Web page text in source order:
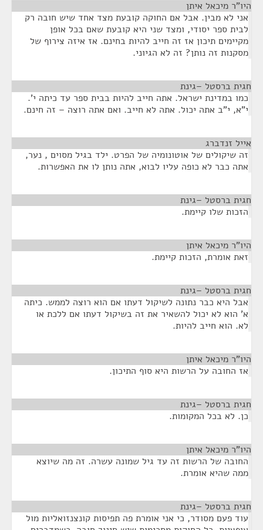
היו"ר מיכאל איתן
אני לא מבין. אבל אם החוקה קובעת מצד אחד שיש חובה רק
לבית ספר יסודי, ומצד שני היא קובעת שאם בכל אופן
מקיימים תיכון אז זה חייב להיות בחינם. אז איזה צירוף של
מסקנות זה נותן? זה לא הגיוני.
חגית ברסטל –גינת
כמו במדינת ישראל. אתה חייב להיות בבית ספר עד כיתה י'.
י"א, י"ב אתה יכול. אתה לא חייב. ואם אתה רוצה – זה חינם.
אייל זנדברג
זה שיקולים של אוטונומיה של הפרט. ילד בגיל מסוים , נער,
אתה כבר לא כופה עליו לבוא, אתה נותן לו את האפשרות.
חגית ברסטל –גינת
הזכות שלו קיימת.
היו"ר מיכאל איתן
זאת אומרת, הזכות קיימת.
חגית ברסטל –גינת
אבל היא כבר נתונה לשיקול דעתו אם הוא רוצה לממש. כיתה
א' הוא לא יכול להשאיר את זה בשיקול דעתו אם ללכת או
לא. הוא חייב להיות.
היו"ר מיכאל איתן
אז החובה על הרשות היא סוף התיכון.
חגית ברסטל –גינת
כן. לא בכל המקומות.
היו"ר מיכאל איתן
החובה של הרשות זה עד גיל שמונה עשרה. זה מה שיוצא
ממה שהיא אומרת.
חגית ברסטל –גינת
עוד פעם מסודר, כי אני אומרת פה תפיסות קונצנזואליות מול